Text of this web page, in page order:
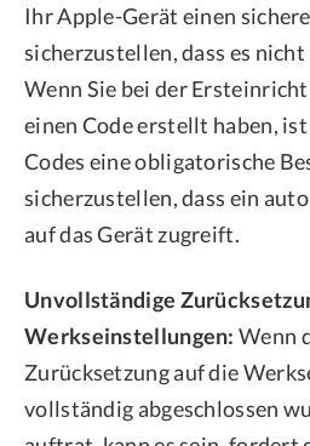
Ihr Apple-Gerät einen
sicherzustellen, dass es
Wenn Sie bei der
einen Code erstellt haben, ist
Codes eine obligatorische
sicherzustellen, dass ein
auf das Gerät zugreift.
Unvollständige
Werkseinstellungen: Wenn
Zurücksetzung auf die
vollständig abgeschlossen